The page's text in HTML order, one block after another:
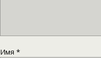
Имя *